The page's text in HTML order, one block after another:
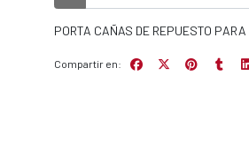
PORTA CAÑAS DE REPUESTO PARA
Compartir en: